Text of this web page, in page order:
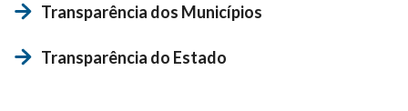
Transparência dos Municípios
Transparência do Estado